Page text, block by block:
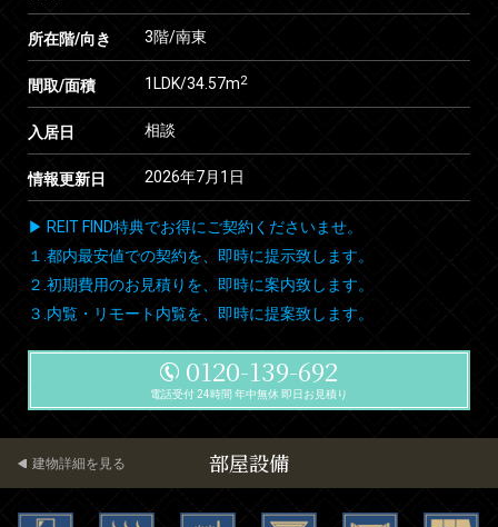
所在階/向き 3階/南東
間取/面積 1LDK/34.57m2
入居日 相談
情報更新日 2026年7月1日
▶ REIT FIND特典でお得にご契約くださいませ。
１.都内最安値での契約を、即時に提示致します。
２.初期費用のお見積りを、即時に案内致します。
３.内覧・リモート内覧を、即時に提案致します。
0120-139-692
電話受付 24時間 年中無休 即日お見積り
部屋設備
建物詳細を見る